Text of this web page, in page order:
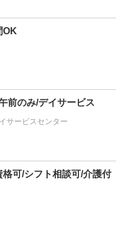
OK
前のみ/デイサービス
サービスセンター
格可/シフト相談可/介護付